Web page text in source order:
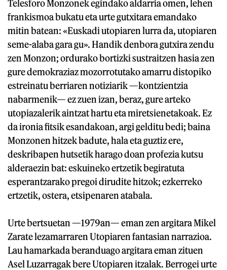
Telesforo Monzonek egindako aldarria omen, lehen
frankismoa bukatu eta urte gutxitara emandako
mitin batean: «Euskadi utopiaren lurra da, utopiaren
seme-alaba gara gu». Handik denbora gutxira zendu
zen Monzon; ordurako bortizki sustraitzen hasia zen
gure demokraziaz mozorrotutako amarru distopiko
estreinatu berriaren notiziarik —kontzientzia
nabarmenik— ez zuen izan, beraz, gure arteko
utopiazalerik aintzat hartu eta miretsienetakoak. Ez
da ironia fitsik esandakoan, argi gelditu bedi; baina
Monzonen hitzek badute, hala eta guztiz ere,
deskribapen hutsetik harago doan profezia kutsu
alderaezin bat: eskuineko ertzetik begiratuta
esperantzarako pregoi dirudite hitzok; ezkerreko
ertzetik, ostera, etsipenaren atabala.
Urte bertsuetan —1979an— eman zen argitara Mikel
Zarate lezamarraren Utopiaren fantasian narrazioa.
Lau hamarkada beranduago argitara eman zituen
Asel Luzarragak bere Utopiaren itzalak. Berrogei urte